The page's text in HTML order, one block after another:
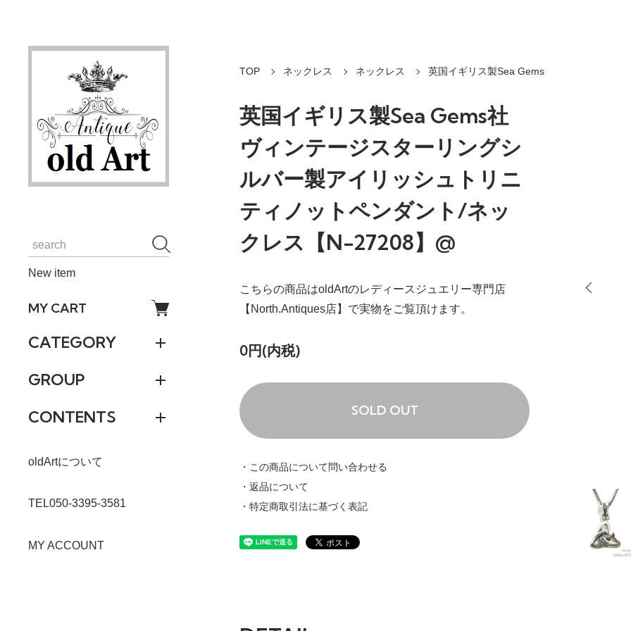
New item
MY CART
CATEGORY
GROUP
CONTENTS
oldArtについて
TEL050-3395-3581
MY ACCOUNT
TOP ネックレス ネックレス 英国イギリス製Sea Gems
英国イギリス製Sea Gems社
ヴィンテージスターリングシ
ルバー製アイリッシュトリニ
ティノットペンダント/ネッ
クレス【N-27208】@
こちらの商品はoldArtのレディースジュエリー専門店
【North.Antiques店】で実物をご覧頂けます。
0円(内税)
SOLD OUT
・この商品について問い合わせる
・返品について
・特定商取引法に基づく表記